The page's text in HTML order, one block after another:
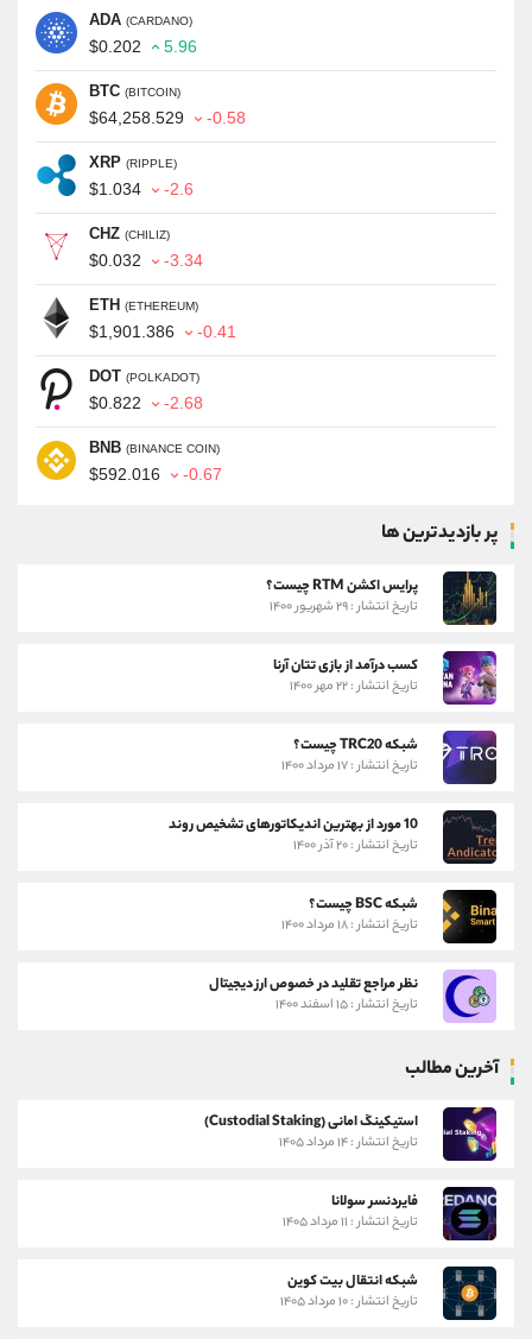
ADA (CARDANO)
$0.202 5.96
BTC (BITCOIN)
$64,258.529 -0.58
XRP (RIPPLE)
$1.034 -2.6
CHZ (CHILIZ)
$0.032 -3.34
ETH (ETHEREUM)
$1,901.386 -0.41
DOT (POLKADOT)
$0.822 -2.68
BNB (BINANCE COIN)
$592.016 -0.67
پر بازدیدترین ها
پرایس اکشن RTM چیست؟
تاریخ انتشار : ۲۹ شهریور ۱۴۰۰
کسب درآمد از بازی تتان آرنا
تاریخ انتشار : ۲۲ مهر ۱۴۰۰
شبکه TRC20 چیست؟
تاریخ انتشار : ۱۷ مرداد ۱۴۰۰
10 مورد از بهترین اندیکاتورهای تشخیص روند
تاریخ انتشار : ۲۰ آذر ۱۴۰۰
شبکه BSC چیست؟
تاریخ انتشار : ۱۸ مرداد ۱۴۰۰
نظر مراجع تقلید در خصوص ارز دیجیتال
تاریخ انتشار : ۱۵ اسفند ۱۴۰۰
آخرین مطالب
استیکینگ امانی (Custodial Staking)
تاریخ انتشار : ۱۴ مرداد ۱۴۰۵
فایردنسر سولانا
تاریخ انتشار : ۱۱ مرداد ۱۴۰۵
شبکه انتقال بیت کوین
تاریخ انتشار : ۱۰ مرداد ۱۴۰۵